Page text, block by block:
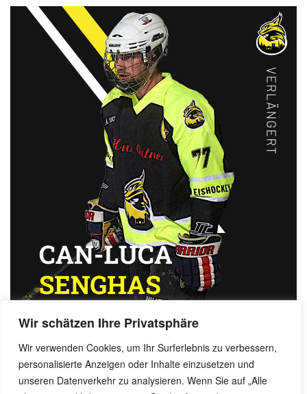
Wir schätzen Ihre Privatsphäre
Wir verwenden Cookies, um Ihr Surferlebnis zu verbessern,
personalisierte Anzeigen oder Inhalte einzusetzen und
unseren Datenverkehr zu analysieren. Wenn Sie auf „Alle
Benjamin Dornow, 10. Juli 2024